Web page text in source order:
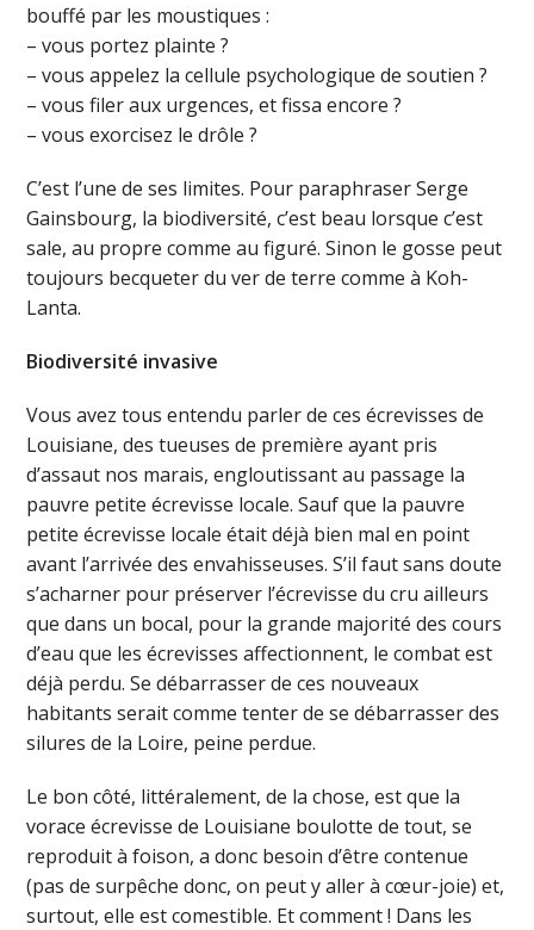
bouffé par les moustiques :
– vous portez plainte ?
– vous appelez la cellule psychologique de soutien ?
– vous filer aux urgences, et fissa encore ?
– vous exorcisez le drôle ?
C’est l’une de ses limites. Pour paraphraser Serge
Gainsbourg, la biodiversité, c’est beau lorsque c’est
sale, au propre comme au figuré. Sinon le gosse peut
toujours becqueter du ver de terre comme à Koh-
Lanta.
Biodiversité invasive
Vous avez tous entendu parler de ces écrevisses de
Louisiane, des tueuses de première ayant pris
d’assaut nos marais, engloutissant au passage la
pauvre petite écrevisse locale. Sauf que la pauvre
petite écrevisse locale était déjà bien mal en point
avant l’arrivée des envahisseuses. S’il faut sans doute
s’acharner pour préserver l’écrevisse du cru ailleurs
que dans un bocal, pour la grande majorité des cours
d’eau que les écrevisses affectionnent, le combat est
déjà perdu. Se débarrasser de ces nouveaux
habitants serait comme tenter de se débarrasser des
silures de la Loire, peine perdue.
Le bon côté, littéralement, de la chose, est que la
vorace écrevisse de Louisiane boulotte de tout, se
reproduit à foison, a donc besoin d’être contenue
(pas de surpêche donc, on peut y aller à cœur-joie) et,
surtout, elle est comestible. Et comment ! Dans les